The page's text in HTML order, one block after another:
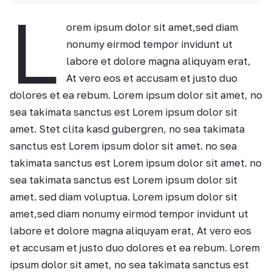
L
orem ipsum dolor sit amet,sed diam
nonumy eirmod tempor invidunt ut
labore et dolore magna aliquyam erat,
At vero eos et accusam et justo duo
dolores et ea rebum. Lorem ipsum dolor sit amet, no
sea takimata sanctus est Lorem ipsum dolor sit
amet. Stet clita kasd gubergren, no sea takimata
sanctus est Lorem ipsum dolor sit amet. no sea
takimata sanctus est Lorem ipsum dolor sit amet. no
sea takimata sanctus est Lorem ipsum dolor sit
amet. sed diam voluptua. Lorem ipsum dolor sit
amet,sed diam nonumy eirmod tempor invidunt ut
labore et dolore magna aliquyam erat, At vero eos
et accusam et justo duo dolores et ea rebum. Lorem
ipsum dolor sit amet, no sea takimata sanctus est